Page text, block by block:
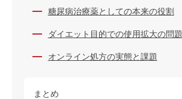
糖尿病治療薬としての本来の役割
ダイエット目的での使用拡大の問題
オンライン処方の実態と課題
まとめ